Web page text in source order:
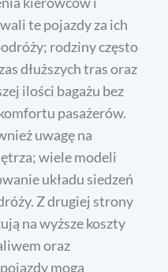
te pojazdy za ich
rodziny często
dłuższych tras oraz
ilości bagażu bez
pasażerów.
uwagę na
wiele modeli
układu siedzeń
Z drugiej strony
na wyższe koszty
oraz
mogą